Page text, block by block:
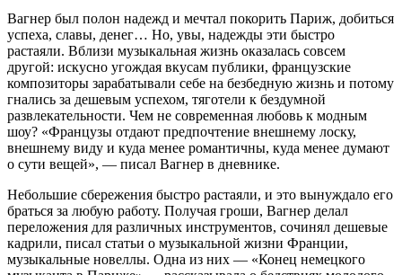
Вагнер был полон надежд и мечтал покорить Париж, добиться
успеха, славы, денег… Но, увы, надежды эти быстро
растаяли. Вблизи музыкальная жизнь оказалась совсем
другой: искусно угождая вкусам публики, французские
композиторы зарабатывали себе на безбедную жизнь и потому
гнались за дешевым успехом, тяготели к бездумной
развлекательности. Чем не современная любовь к модным
шоу? «Французы отдают предпочтение внешнему лоску,
внешнему виду и куда менее романтичны, куда менее думают
о сути вещей», — писал Вагнер в дневнике.
Небольшие сбережения быстро растаяли, и это вынуждало его
браться за любую работу. Получая гроши, Вагнер делал
переложения для различных инструментов, сочинял дешевые
кадрили, писал статьи о музыкальной жизни Франции,
музыкальные новеллы. Одна из них — «Конец немецкого